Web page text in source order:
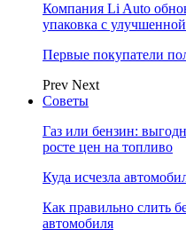
Компания Li Auto
упаковка с
Первые покупатели
Prev Next
Советы
Газ или бензин:
росте цен на топливо
Куда исчезла
Как правильно слить
автомобиля